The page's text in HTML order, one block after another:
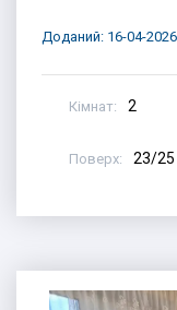
Доданий: 16-04-
Кімнат: 2
Поверх: 23/25